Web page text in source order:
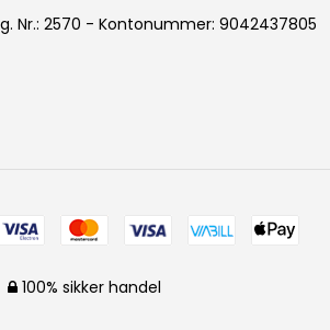
Nr.: 2570 - Kontonummer: 9042437805
100% sikker handel